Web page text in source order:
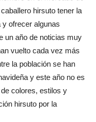
hirsuto tener la
y ofrecer algunas
un año de noticias muy
vuelto cada vez más
la población se han
y este año no es
colores, estilos y
hirsuto por la